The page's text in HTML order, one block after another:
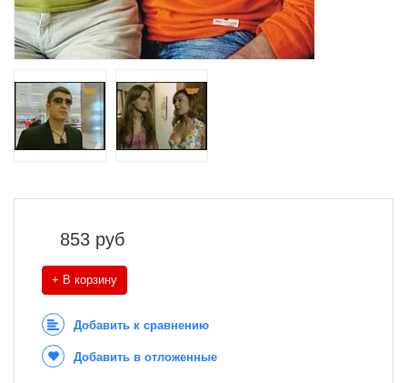
853 руб
+ В корзину
Добавить к сравнению
Добавить в отложенные